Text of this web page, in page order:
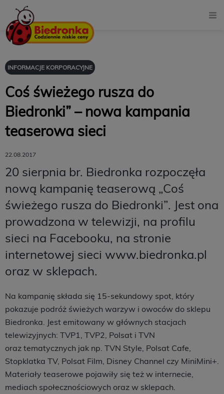
INFORMACJE KORPORACYJNE
Coś świeżego rusza do
Biedronki” – nowa kampania
teaserowa sieci
22.08.2017
20 sierpnia br. Biedronka rozpoczęła
nową kampanię teaserową „Coś
świeżego rusza do Biedronki”. Jest ona
prowadzona w telewizji, na profilu
sieci na Facebooku, na stronie
internetowej sieci www.biedronka.pl
oraz w sklepach.
Na kampanię składa się 15-sekundowy spot, który
pokazuje podróż świeżych warzyw i owoców do sklepu
Biedronka. Jest emitowany w głównych stacjach
telewizyjnych: TVP1, TVP2, Polsat i TVN
oraz tematycznych jak np. TVN Style, Polsat Cafe,
Stopklatka TV, Polsat Film, Disney Channel czy MiniMini+.
Materiały teaserowe pojawiły się też w internecie,
mediach społecznościowych oraz w sklepach.